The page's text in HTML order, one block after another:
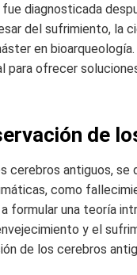
diagnosticada
del sufrimiento, la
en
ofrecer
de
cerebros antiguos,
como
formular una teoría
y el
de los cerebros